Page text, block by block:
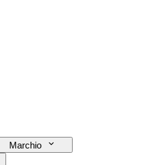
Marchio